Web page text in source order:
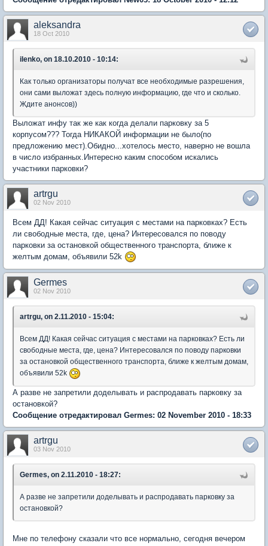
aleksandra
18 Oct 2010
ilenko, on 18.10.2010 - 10:14:
Как только организаторы получат все необходимые разрешения,
они сами выложат здесь полную информацию, где что и сколько.
Ждите анонсов))
Выложат инфу так же как когда делали парковку за 5
корпусом??? Тогда НИКАКОЙ информации не было(по
предложению мест).Обидно...хотелось место, наверно не вошла
в число избранных.Интересно каким способом искались
участники парковки?
artrgu
02 Nov 2010
Всем ДД! Какая сейчас ситуация с местами на парковках? Есть
ли свободные места, где, цена? Интересовался по поводу
парковки за остановкой общественного транспорта, ближе к
желтым домам, объявили 52k
Germes
02 Nov 2010
artrgu, on 2.11.2010 - 15:04:
Всем ДД! Какая сейчас ситуация с местами на парковках? Есть ли
свободные места, где, цена? Интересовался по поводу парковки
за остановкой общественного транспорта, ближе к желтым домам,
объявили 52k
А разве не запретили доделывать и распродавать парковку за
остановкой?
Сообщение отредактировал Germes: 02 November 2010 - 18:33
artrgu
03 Nov 2010
Germes, on 2.11.2010 - 18:27:
А разве не запретили доделывать и распродавать парковку за
остановкой?
Мне по телефону сказали что все нормально, сегодня вечером